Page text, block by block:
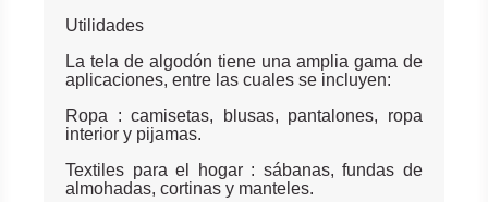
Utilidades
La tela de algodón tiene una amplia gama de
aplicaciones, entre las cuales se incluyen:
Ropa : camisetas, blusas, pantalones, ropa
interior y pijamas.
Textiles para el hogar : sábanas, fundas de
almohadas, cortinas y manteles.